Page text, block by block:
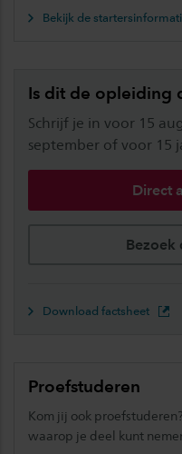
Bekijk de
Is dit de opleiding
Schrijf je in voor 15
september of voor 15
Direct
Bezoek
Download factsheet
Proefstuderen
Kom jij ook
waarop je deel kunt